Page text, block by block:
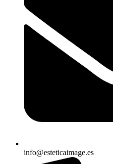
info@esteticaimage.es